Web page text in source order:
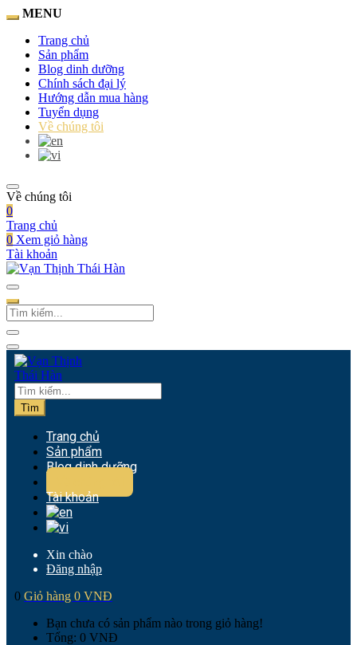
MENU
Trang chủ
Sản phẩm
Blog dinh dưỡng
Chính sách đại lý
Hướng dẫn mua hàng
Tuyển dụng
Về chúng tôi
Về chúng tôi
0
Trang chủ
0 Xem giỏ hàng
Tài khoản
Tìm
Trang chủ
Sản phẩm
Blog dinh dưỡng
Tài khoản
Xin chào
Đăng nhập
0 Giỏ hàng 0 VNĐ
Bạn chưa có sản phẩm nào trong giỏ hàng!
Tổng: 0 VNĐ